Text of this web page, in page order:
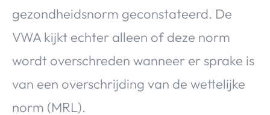
gezondheidsnorm geconstateerd. De
VWA kijkt echter alleen of deze norm
wordt overschreden wanneer er sprake is
van een overschrijding van de wettelijke
norm (MRL).